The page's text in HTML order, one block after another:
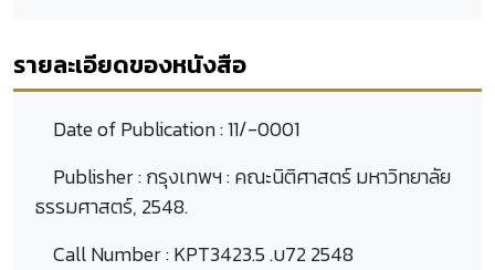
รายละเอียดของหนังสือ
Date of Publication :11/-0001
Publisher :กรุงเทพฯ : คณะนิติศาสตร์ มหาวิทยาลัย
ธรรมศาสตร์, 2548.
Call Number :KPT3423.5 .บ72 2548